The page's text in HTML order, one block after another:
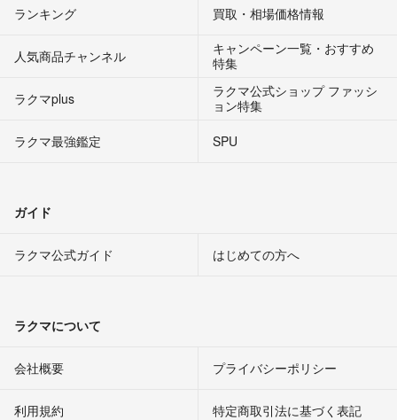
ランキング 買取・相場価格情報
人気商品チャンネル
キャンペーン一覧・おすすめ
特集
ラクマplus
ラクマ公式ショップ ファッシ
ョン特集
ラクマ最強鑑定
SPU
ガイド
ラクマ公式ガイド はじめての方へ
ラクマについて
会社概要 プライバシーポリシー
利用規約 特定商取引法に基づく表記